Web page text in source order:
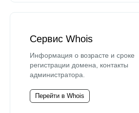
Сервис Whois
Информация о возрасте и сроке
регистрации домена, контакты
администратора.
Перейти в Whois